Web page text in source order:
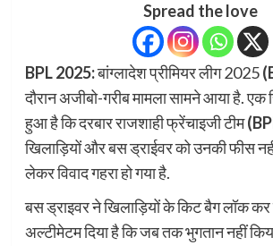
Spread the love
BPL 2025:बांग्लादेश प्रीमियर लीग 2025
दौरान अजीबो-गरीब मामला सामने आया है. एक
हुआ है कि दरबार राजशाही फ्रेंचाइजी टीम
खिलाड़ियों और बस ड्राईवर को उनकी फीस
लेकर विवाद गहरा हो गया है.
बस ड्राइवर ने खिलाड़ियों के किट बैग लॉक
अल्टीमेटम दिया है कि जब तक भुगतान नहीं